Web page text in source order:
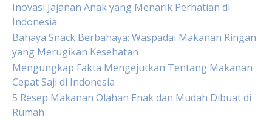
Inovasi Jajanan Anak yang Menarik Perhatian di
Indonesia
Bahaya Snack Berbahaya: Waspadai Makanan Ringan
yang Merugikan Kesehatan
Mengungkap Fakta Mengejutkan Tentang Makanan
Cepat Saji di Indonesia
5 Resep Makanan Olahan Enak dan Mudah Dibuat di
Rumah